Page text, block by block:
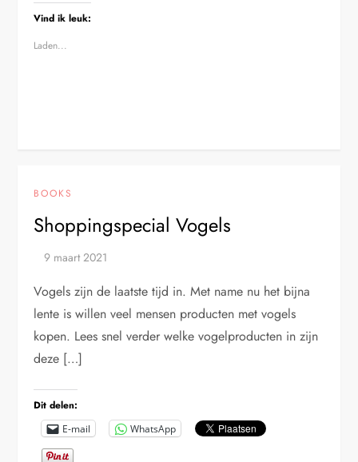
Vind ik leuk:
Laden...
BOOKS
Shoppingspecial Vogels
Vogels zijn de laatste tijd in. Met name nu het bijna
lente is willen veel mensen producten met vogels
kopen. Lees snel verder welke vogelproducten in zijn
deze […]
Dit delen:
E-mail WhatsApp